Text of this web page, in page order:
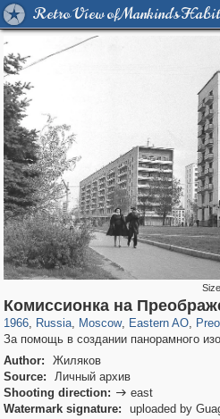
Retro View of Mankind's
Комиссионка на
1966, Russia
1,407,351 29,248
, Moscow
319,882 8,286
, Eastern AO
20,942 306
,
2,400
За помощь в создании панорамного
Author:
Жиляков
Source:
Личный архив
Shooting direction:  east
Watermark signature:
uploaded by